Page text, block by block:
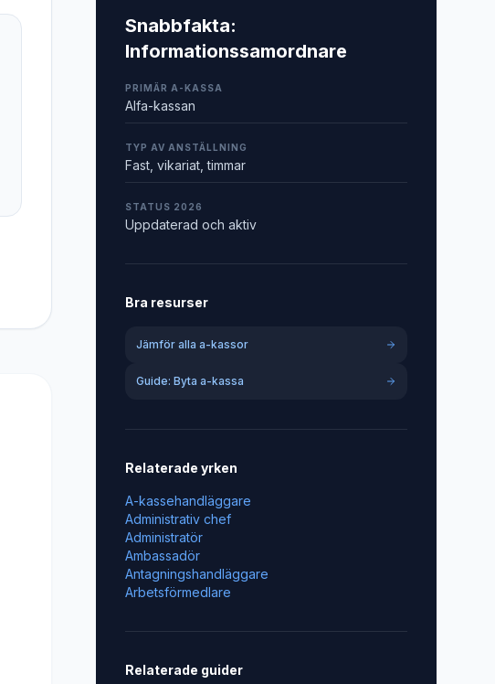
Snabbfakta:
Informationssamordnare
PRIMÄR A-KASSA
Alfa-kassan
TYP AV ANSTÄLLNING
Fast, vikariat, timmar
STATUS 2026
Uppdaterad och aktiv
Bra resurser
Jämför alla a-kassor
Guide: Byta a-kassa
Relaterade yrken
A-kassehandläggare
Administrativ chef
Administratör
Ambassadör
Antagningshandläggare
Arbetsförmedlare
Relaterade guider